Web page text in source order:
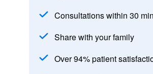
Consultations within 30
Share with your family
Over 94% patient